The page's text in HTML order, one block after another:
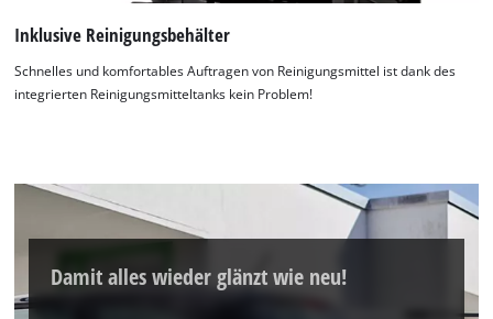
Inklusive Reinigungsbehälter
Schnelles und komfortables Auftragen von Reinigungsmittel ist dank des
integrierten Reinigungsmitteltanks kein Problem!
Damit alles wieder glänzt wie neu!